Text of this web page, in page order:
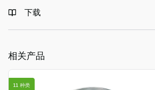
下载
相关产品
11 种类